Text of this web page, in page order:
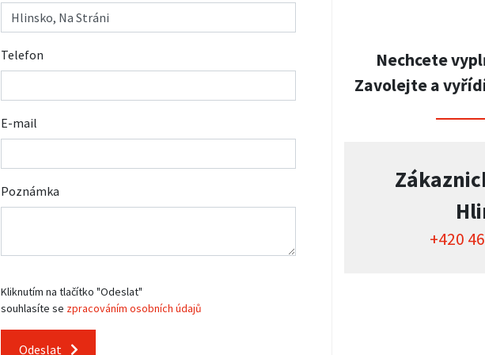
Telefon
E-mail
Poznámka
Kliknutím na tlačítko "Odeslat"
souhlasíte se zpracováním osobních údajů
Odeslat
Nechcete
Zavolejte a
+420